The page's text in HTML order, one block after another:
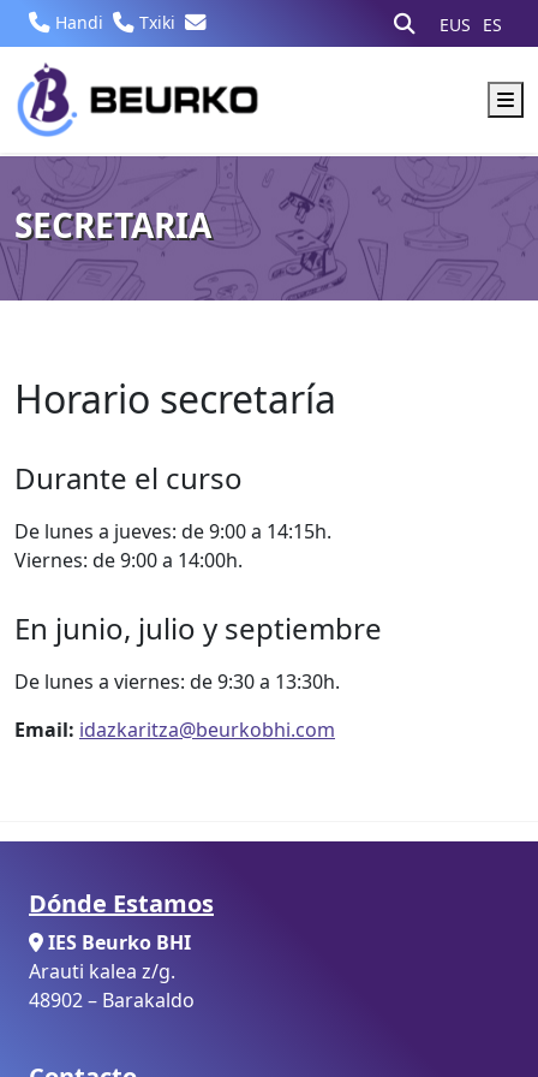
Handi Txiki EUS ES
SECRETARIA
Horario secretaría
Durante el curso
De lunes a jueves: de 9:00 a 14:15h.
Viernes: de 9:00 a 14:00h.
En junio, julio y septiembre
De lunes a viernes: de 9:30 a 13:30h.
Email: idazkaritza@beurkobhi.com
Dónde Estamos
IES Beurko BHI
Arauti kalea z/g.
48902 – Barakaldo